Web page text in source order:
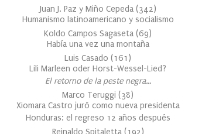
Juan J. Paz y Miño Cepeda (342)
Humanismo latinoamericano y socialismo
Koldo Campos Sagaseta (69)
Había una vez una montaña
Luis Casado (161 )
Lili Marleen oder Horst-Wessel-Lied?
El retorno de la peste negra…
Marco Teruggi (38)
Xiomara Castro juró como nueva presidenta
Honduras: el regreso 12 años después